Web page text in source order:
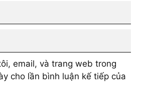
email, và trang web trong
cho lần bình luận kế tiếp của